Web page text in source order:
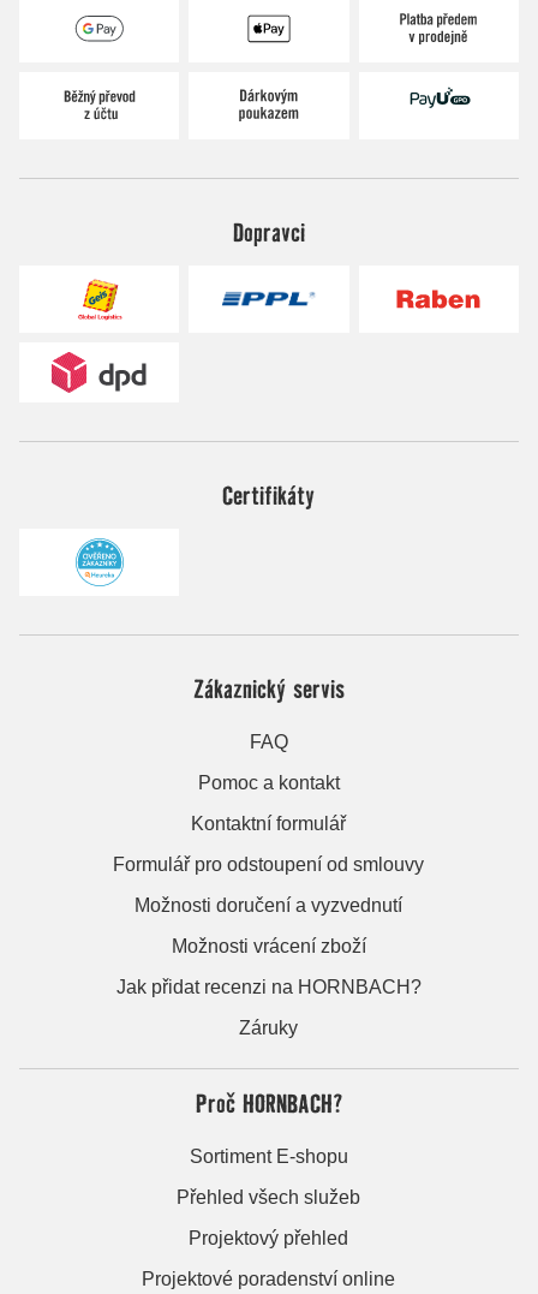
Dopravci
Certifikáty
Zákaznický servis
FAQ
Pomoc a kontakt
Kontaktní formulář
Formulář pro odstoupení od smlouvy
Možnosti doručení a vyzvednutí
Možnosti vrácení zboží
Jak přidat recenzi na HORNBACH?
Záruky
Proč HORNBACH?
Sortiment E-shopu
Přehled všech služeb
Projektový přehled
Projektové poradenství online